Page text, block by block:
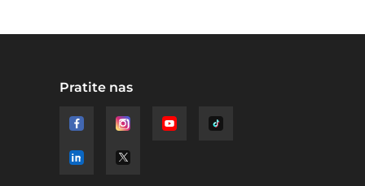
Pratite nas